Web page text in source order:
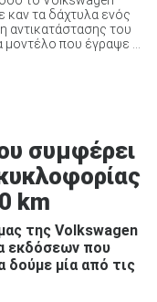
καν τα δάχτυλα ενός
αντικατάστασης του
που έγραψε ...
συμφέρει
km
της Volkswagen
εκδόσεων που
δούμε μία από τις